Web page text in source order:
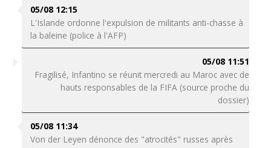
05/08 12:15
L'Islande ordonne l'expulsion de militants anti-chasse à
la baleine (police à l'AFP)
05/08 11:51
Fragilisé, Infantino se réunit mercredi au Maroc avec de
hauts responsables de la FIFA (source proche du
dossier)
05/08 11:34
Von der Leyen dénonce des "atrocités" russes après